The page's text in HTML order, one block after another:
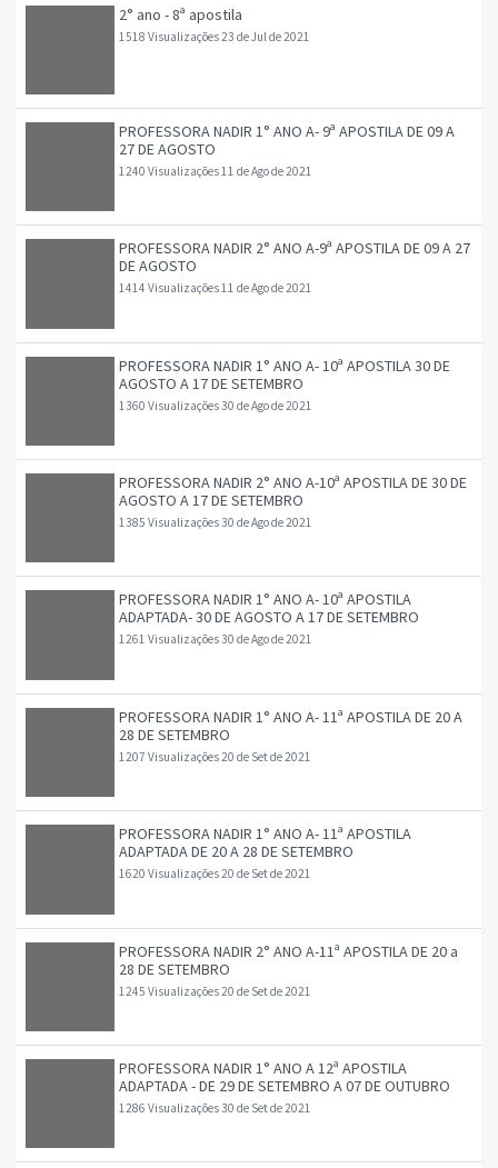
2° ano - 8ª apostila
1518 Visualizações23 de Jul de 2021
PROFESSORA NADIR 1° ANO A- 9ª APOSTILA DE 09 A
27 DE AGOSTO
1240 Visualizações11 de Ago de 2021
PROFESSORA NADIR 2° ANO A-9ª APOSTILA DE 09 A 27
DE AGOSTO
1414 Visualizações11 de Ago de 2021
PROFESSORA NADIR 1° ANO A- 10ª APOSTILA 30 DE
AGOSTO A 17 DE SETEMBRO
1360 Visualizações30 de Ago de 2021
PROFESSORA NADIR 2° ANO A-10ª APOSTILA DE 30 DE
AGOSTO A 17 DE SETEMBRO
1385 Visualizações30 de Ago de 2021
PROFESSORA NADIR 1° ANO A- 10ª APOSTILA
ADAPTADA- 30 DE AGOSTO A 17 DE SETEMBRO
1261 Visualizações30 de Ago de 2021
PROFESSORA NADIR 1° ANO A- 11ª APOSTILA DE 20 A
28 DE SETEMBRO
1207 Visualizações20 de Set de 2021
PROFESSORA NADIR 1° ANO A- 11ª APOSTILA
ADAPTADA DE 20 A 28 DE SETEMBRO
1620 Visualizações20 de Set de 2021
PROFESSORA NADIR 2° ANO A-11ª APOSTILA DE 20 a
28 DE SETEMBRO
1245 Visualizações20 de Set de 2021
PROFESSORA NADIR 1° ANO A 12ª APOSTILA
ADAPTADA - DE 29 DE SETEMBRO A 07 DE OUTUBRO
1286 Visualizações30 de Set de 2021